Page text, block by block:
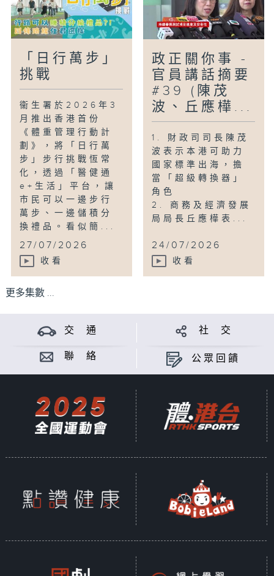
「日行萬步」
挑戰
衞生署於2026年3
月推出香港首份
《體重管理行動計
劃》，將「日行萬
步」步行挑戰恆常
化，透過「醫健通
e+生活」平台，讓
市民可以一邊步行
萬步、一邊儲積分
換禮品。看似簡...
27/07/2026
收看
政正關你事 -
官員講話摘要
#39 (陳茂
波、丘應樺...
1. 財政司司長陳茂
波表示本港可助力
國家標準出海，擔
當「超級轉換器」
角色
2. 商務及經濟發展
局局長丘應樺表...
24/07/2026
收看
更多集數 ...
交 通 社 交
聯 絡 公眾回饋